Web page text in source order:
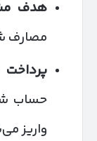
هدف
مصارف
حساب
واریز